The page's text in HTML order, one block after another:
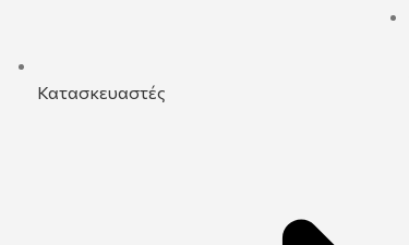
Κατασκευαστές